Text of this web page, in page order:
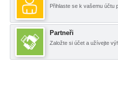
Přihlaste se k vašemu účtu
Partneři
Založte si účet a užívejte